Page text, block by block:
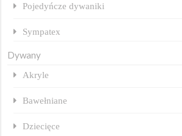
Pojedyńcze dywaniki
Sympatex
Dywany
Akryle
Bawełniane
Dziecięce